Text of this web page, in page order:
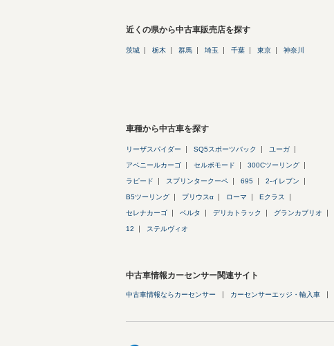
近くの県から中古車販売店を探す
茨城 栃木 群馬 埼玉 千葉 東京 神奈川
車種から中古車を探す
リーザスパイダー SQ5スポーツバック ユーガ
アベニールカーゴ セルボモード 300Cツーリング
ラピード スプリンタークーペ 695 2-イレブン
B5ツーリング プリウスα ローマ Eクラス
セレナカーゴ ベルタ デリカトラック グランカブリオ
12 ステルヴィオ
中古車情報カーセンサー関連サイト
中古車情報ならカーセンサー カーセンサーエッジ・輸入車